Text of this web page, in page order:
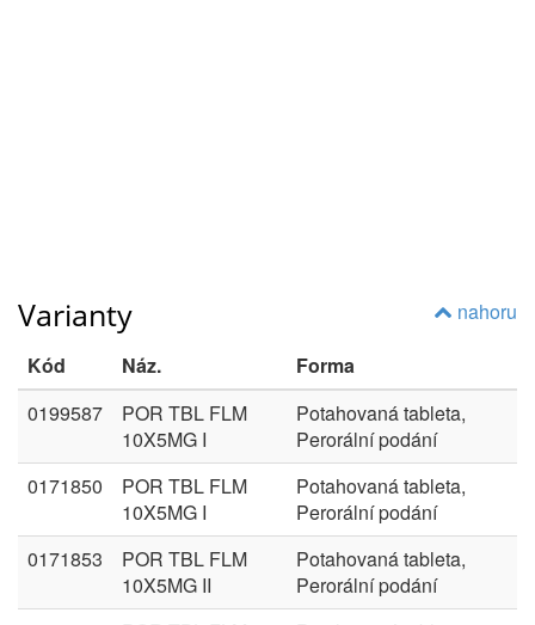
nahoru
Varianty
Kód Náz.
Forma
0199587
POR TBL FLM
10X5MG I
Potahovaná tableta,
Perorální podání
0171850
POR TBL FLM
10X5MG I
Potahovaná tableta,
Perorální podání
0171853
POR TBL FLM
10X5MG II
Potahovaná tableta,
Perorální podání